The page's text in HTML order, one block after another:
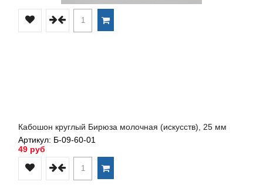
Кабошон круглый Бирюза молочная (искусств), 25 мм
Артикул: Б-09-60-01
49 руб